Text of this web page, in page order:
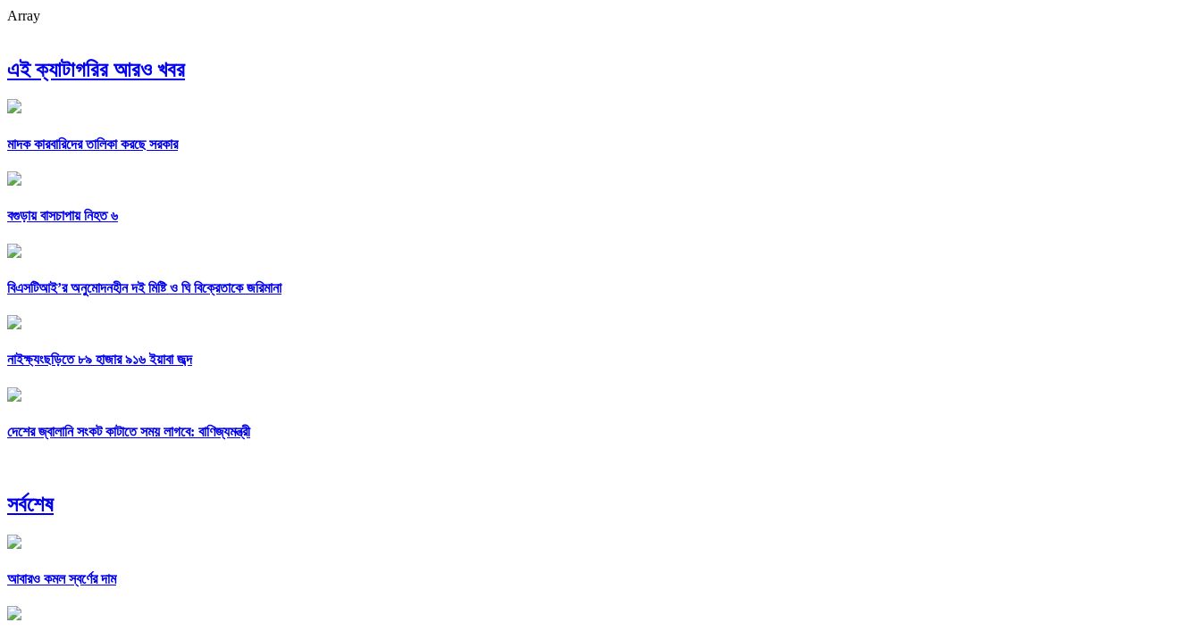
Array
এই ক্যাটাগরির আরও খবর
মাদক কারবারিদের তালিকা করছে সরকার
বগুড়ায় বাসচাপায় নিহত ৬
বিএসটিআই’র অনুমোদনহীন দই মিষ্টি ও ঘি বিক্রেতাকে জরিমানা
নাইক্ষ্যংছড়িতে ৮৯ হাজার ৯১৬ ইয়াবা জব্দ
দেশের জ্বালানি সংকট কাটাতে সময় লাগবে: বাণিজ্যমন্ত্রী
সর্বশেষ
আবারও কমল স্বর্ণের দাম